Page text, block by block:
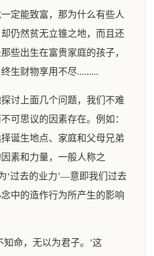
定能致富，那为什么有些人
仍然贫无立锥之地，而且还
些出生在富贵家庭的孩子，
生财物享用不尽.........
讨上面几个问题，我们不难
可思议的因素存在。例如：
诞生地点、家庭和父母兄弟
素和力量，一般人称之
‘过去的业力’—意即我们过去
中的造作行为所产生的影响
知命，无以为君子。’这